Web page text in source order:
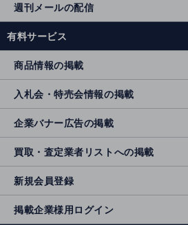
週刊メールの配信
有料サービス
商品情報の掲載
入札会・特売会情報の掲載
企業バナー広告の掲載
買取・査定業者リストへの掲載
新規会員登録
掲載企業様用ログイン